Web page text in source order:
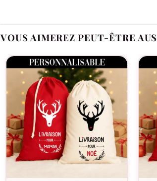
Ne pas repasser le flocage
Retourner au lavage (laver sur l’envers)
Ne pas utiliser de sèche-linge
Contenu : 1 hotte en coton (personnalisation
Idéale pour : cadeaux de Noël, décoration sous
VOUS AIMEREZ PEUT-ÊTRE